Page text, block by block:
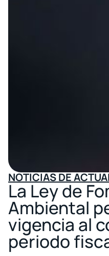
NOTICIAS DE
La Ley de
Ambiental
vigencia al
periodo